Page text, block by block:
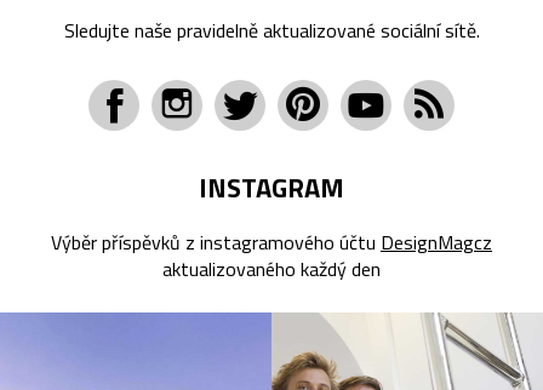
Sledujte naše pravidelně aktualizované sociální sítě.
INSTAGRAM
Výběr příspěvků z instagramového účtu DesignMagcz
aktualizovaného každý den